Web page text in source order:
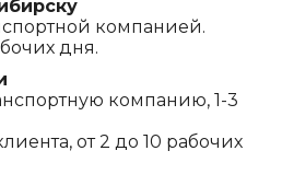
компанией.
дня.
компанию, 1-3
от 2 до 10 рабочих